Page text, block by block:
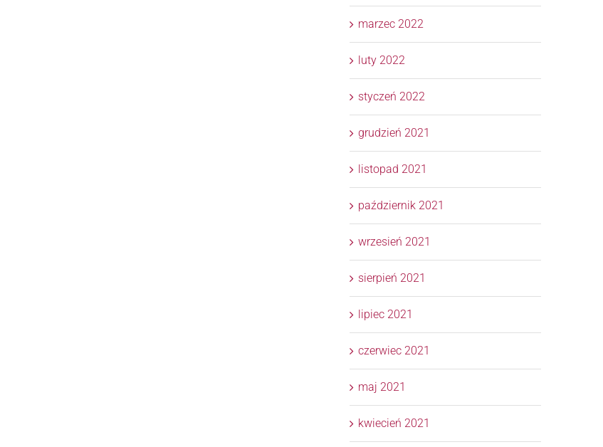
marzec 2022
luty 2022
styczeń 2022
grudzień 2021
listopad 2021
październik 2021
wrzesień 2021
sierpień 2021
lipiec 2021
czerwiec 2021
maj 2021
kwiecień 2021